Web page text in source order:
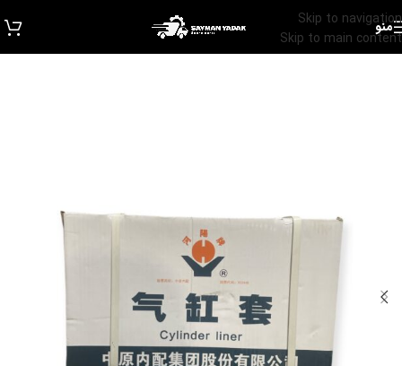
Skip to navigation
Skip to main content
منو